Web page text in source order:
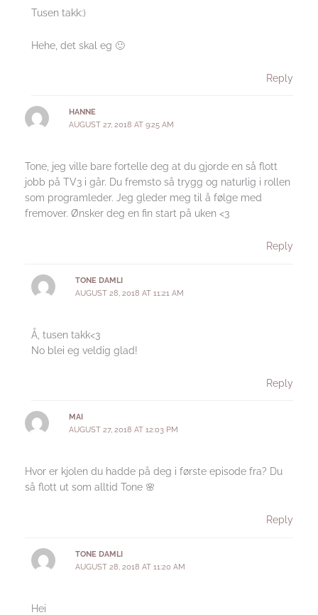
Tusen takk:)
Hehe, det skal eg 🙂
Reply
HANNE
AUGUST 27, 2018 AT 9:25 AM
Tone, jeg ville bare fortelle deg at du gjorde en så flott
jobb på TV3 i går. Du fremsto så trygg og naturlig i rollen
som programleder. Jeg gleder meg til å følge med
fremover. Ønsker deg en fin start på uken <3
Reply
TONE DAMLI
AUGUST 28, 2018 AT 11:21 AM
Å, tusen takk<3
No blei eg veldig glad!
Reply
MAI
AUGUST 27, 2018 AT 12:03 PM
Hvor er kjolen du hadde på deg i første episode fra? Du
så flott ut som alltid Tone 🌸
Reply
TONE DAMLI
AUGUST 28, 2018 AT 11:20 AM
Hei